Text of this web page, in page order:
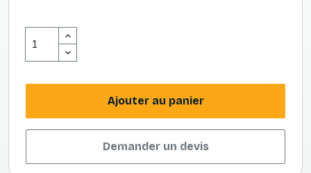
Ajouter au panier
Demander un devis